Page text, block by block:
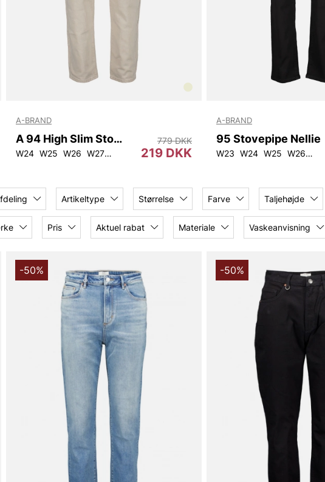
W30L30 W31L30 W32L30
A-BRAND
A 94 High Slim Stone
W24 W25 W26 W27 W28 219 DKK
779 DKK
A-BRAND
95 Stovepipe Nellie
W23 W24 W25 W26 W28
Artikeltype Størrelse Farve Taljehøjde
Pris Aktuel rabat Materiale Vaskeanvisning
-50% -50%